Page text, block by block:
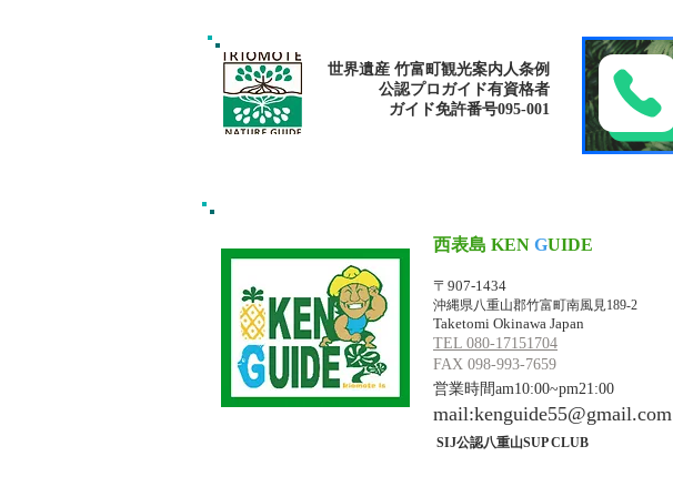
世界遺産 竹富町観光案内人条例
公認プロガイド有資格者
​ガイド免許番号095-001​​
西表島 KEN GUIDE
〒907-1434
沖縄県八重山郡竹富町南風見189-2
Taketomi Okinawa Japan
TEL 080-17151704
FAX 098-993-7659
営業時間am10:00~pm21:00
mail:kenguide55@gmail.com
SIJ公認八重山SUP CLUB